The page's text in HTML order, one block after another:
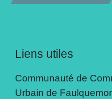
Liens utiles
Communauté de
Urbain de